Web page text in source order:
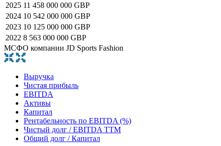
2025 11 458 000 000 GBP
2024 10 542 000 000 GBP
2023 10 125 000 000 GBP
2022 8 563 000 000 GBP
МСФО компании JD Sports Fashion
Выручка
Чистая прибыль
EBITDA
Активы
Капитал
Рентабельность по EBITDA (%)
Чистый долг / EBITDA TTM
Общий долг / Капитал